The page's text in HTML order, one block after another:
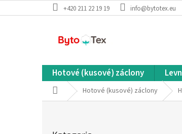
na
+420 211 22 19 19 info@bytotex.eu
Hotové (kusové) záclony
Domů Hotové (kusové) záclony